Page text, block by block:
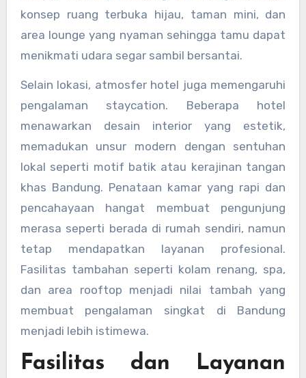
konsep ruang terbuka hijau, taman mini, dan
area lounge yang nyaman sehingga tamu dapat
menikmati udara segar sambil bersantai.
Selain lokasi, atmosfer hotel juga memengaruhi
pengalaman staycation. Beberapa hotel
menawarkan desain interior yang estetik,
memadukan unsur modern dengan sentuhan
lokal seperti motif batik atau kerajinan tangan
khas Bandung. Penataan kamar yang rapi dan
pencahayaan hangat membuat pengunjung
merasa seperti berada di rumah sendiri, namun
tetap mendapatkan layanan profesional.
Fasilitas tambahan seperti kolam renang, spa,
dan area rooftop menjadi nilai tambah yang
membuat pengalaman singkat di Bandung
menjadi lebih istimewa.
Fasilitas dan Layanan